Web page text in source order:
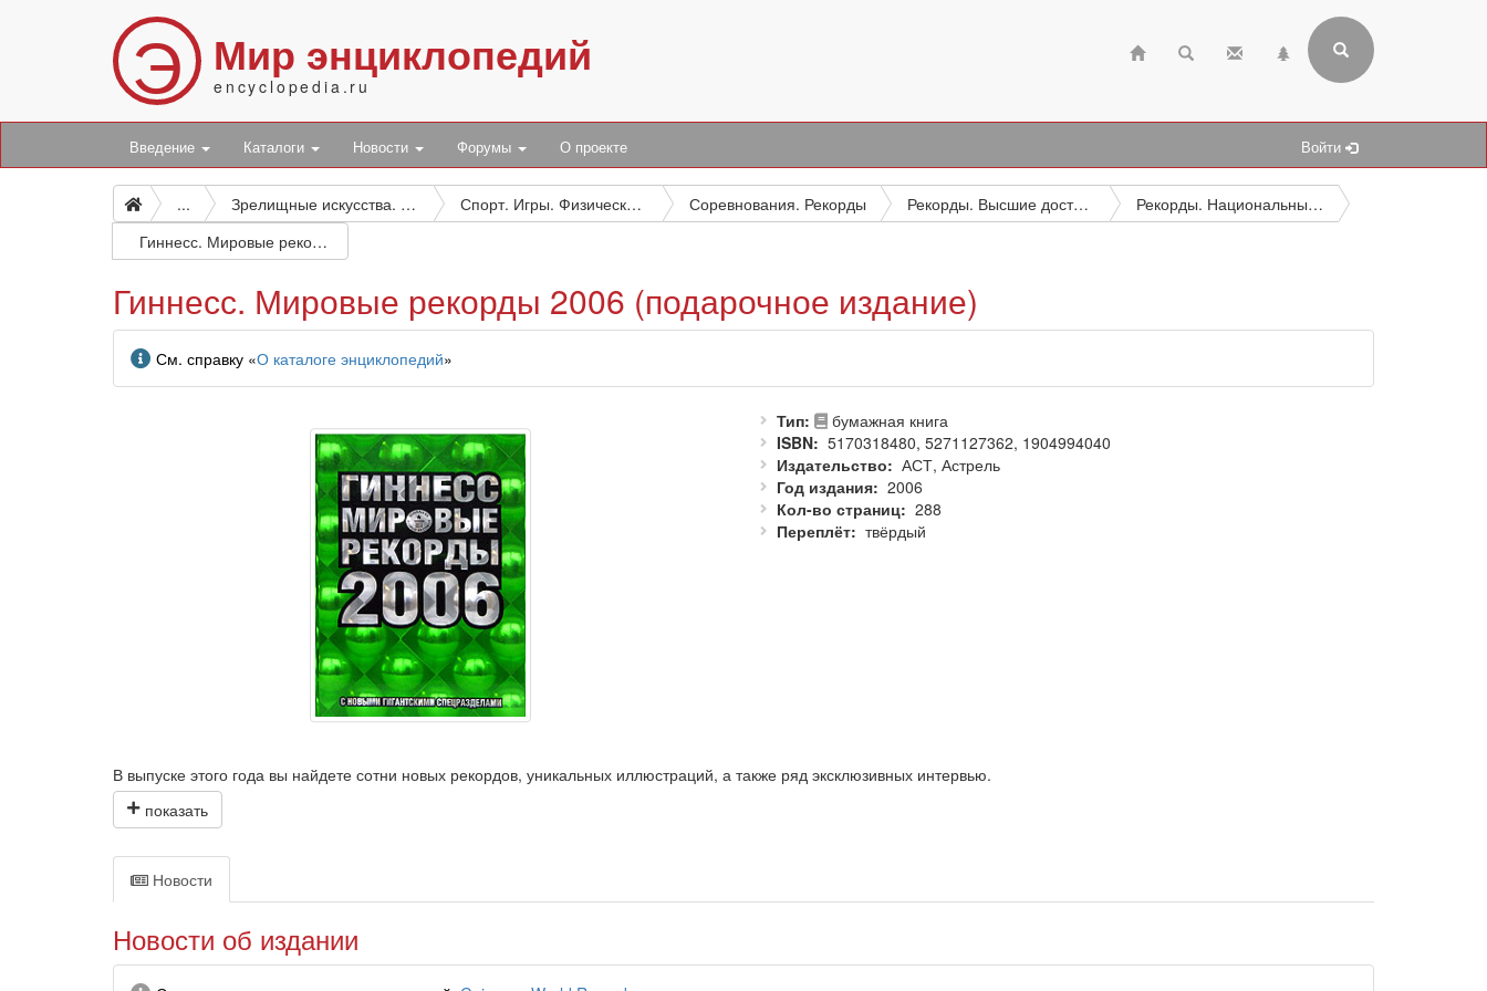
Э Мир энциклопедий
encyclopedia.ru
Введение Каталоги Новости Форумы О проекте Войти
... Зрелищные искусства. Массовые развлечения. Игры. Спорт Спорт. Игры. Физическая культура в целом Соревнования. Рекорды Рекорды. Высшие достижения
Рекорды. Национальные рекорды. Мировые рекорды. Местные достижения
Гиннесс. Мировые рекорды 2006 (подарочное издание)
Гиннесс. Мировые рекорды 2006 (подарочное издание)
Информация
См. справку «О каталоге энциклопедий»
Тип
бумажная книга
ISBN
5170318480, 5271127362, 1904994040
Издательство
АСТ, Астрель
Год издания
2006
Кол-во страниц
288
Переплёт
твёрдый
В выпуске этого года вы найдете сотни новых рекордов, уникальных иллюстраций, а также ряд эксклюзивных интервью.
Мы добавили новые тематические разделы и полностью обновили спортивный раздел.
Кроме того, на специальных вклейках вы сможете увидеть некоторых животных-рекордсменов в натуральную величину.
Мировой бестселлер снова с нами новых рекордов больше, чем когда-либо прежде!
У кого самые сильные челюсти: у белой акулы или человека?
Новости
Новости об издании